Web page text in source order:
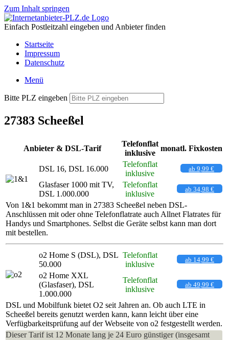
Zum Inhalt springen
Einfach Postleitzahl eingeben und Anbieter finden
Startseite
Impressum
Datenschutz
Menü
Bitte PLZ eingeben
27383 Scheeßel
Anbieter & DSL-Tarif
Telefonflat
inklusive
monatl. Fixkosten
DSL 16, DSL 16.000
Telefonflat
inklusive
ab 9,99 €
Glasfaser 1000 mit TV,
DSL 1.000.000
Telefonflat
inklusive
ab 34,98 €
Von 1&1 bekommt man in 27383 Scheeßel neben DSL-
Anschlüssen mit oder ohne Telefonflatrate auch Allnet Flatrates für
Handys und Smartphones. Selbst die Geräte selbst kann man dort
mit bestellen.
o2 Home S (DSL), DSL
50.000
Telefonflat
inklusive
ab 14,99 €
o2 Home XXL
(Glasfaser), DSL
1.000.000
Telefonflat
inklusive
ab 49,99 €
DSL und Mobilfunk bietet O2 seit Jahren an. Ob auch LTE in
Scheeßel bereits genutzt werden kann, kann leicht über eine
Verfügbarkeitsprüfung auf der Webseite von o2 festgestellt werden.
Dieser Tarif ist 12 Monate lang je 24 Euro günstiger (insgesamt